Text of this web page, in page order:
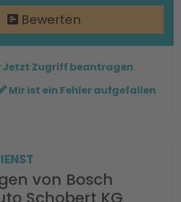
Bewerten
Jetzt Zugriff beantragen
Mir ist ein Fehler aufgefallen
von Bosch